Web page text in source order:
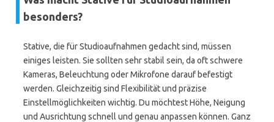
besonders?
Stative, die für Studioaufnahmen gedacht sind, müssen
einiges leisten. Sie sollten sehr stabil sein, da oft schwere
Kameras, Beleuchtung oder Mikrofone darauf befestigt
werden. Gleichzeitig sind Flexibilität und präzise
Einstellmöglichkeiten wichtig. Du möchtest Höhe, Neigung
und Ausrichtung schnell und genau anpassen können. Ganz